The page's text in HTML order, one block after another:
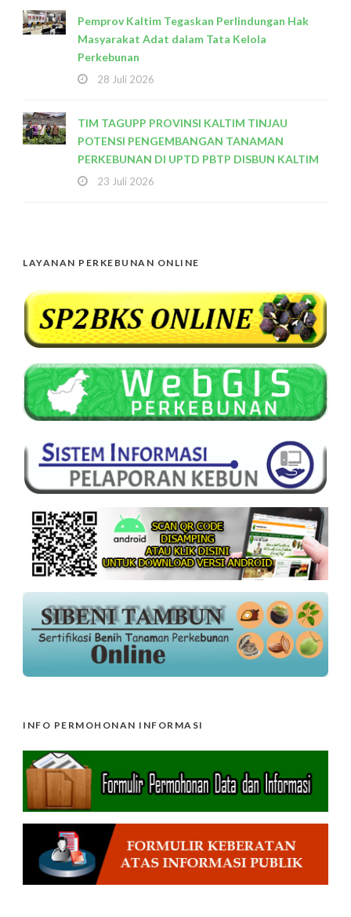
Pemprov Kaltim Tegaskan Perlindungan Hak
Masyarakat Adat dalam Tata Kelola
Perkebunan
28 Juli 2026
TIM TAGUPP PROVINSI KALTIM TINJAU
POTENSI PENGEMBANGAN TANAMAN
PERKEBUNAN DI UPTD PBTP DISBUN KALTIM
23 Juli 2026
LAYANAN PERKEBUNAN ONLINE
INFO PERMOHONAN INFORMASI